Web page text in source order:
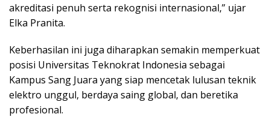
akreditasi penuh serta rekognisi internasional,” ujar
Elka Pranita.
Keberhasilan ini juga diharapkan semakin memperkuat
posisi Universitas Teknokrat Indonesia sebagai
Kampus Sang Juara yang siap mencetak lulusan teknik
elektro unggul, berdaya saing global, dan beretika
profesional.